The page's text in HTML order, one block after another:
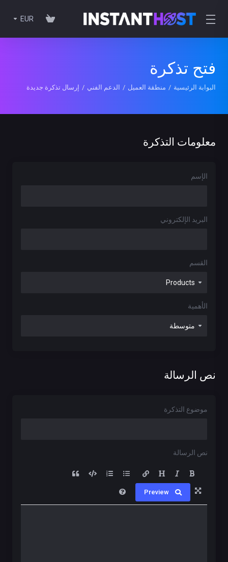
EUR
فتح تذكرة
البوابة الرئيسية منطقة العميل الدعم الفني إرسال تذكرة جديدة
معلومات التذكرة
الإسم
البريد الإلكتروني
القسم
الأهمية
نص الرسالة
موضوع التذكرة
نص الرسالة
Preview